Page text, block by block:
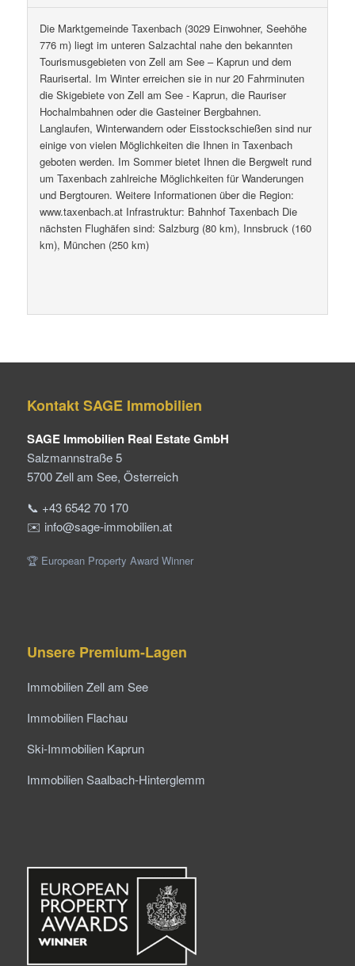
Die Marktgemeinde Taxenbach (3029 Einwohner, Seehöhe
776 m) liegt im unteren Salzachtal nahe den bekannten
Tourismusgebieten von Zell am See – Kaprun und dem
Raurisertal. Im Winter erreichen sie in nur 20 Fahrminuten
die Skigebiete von Zell am See - Kaprun, die Rauriser
Hochalmbahnen oder die Gasteiner Bergbahnen.
Langlaufen, Winterwandern oder Eisstockschießen sind nur
einige von vielen Möglichkeiten die Ihnen in Taxenbach
geboten werden. Im Sommer bietet Ihnen die Bergwelt rund
um Taxenbach zahlreiche Möglichkeiten für Wanderungen
und Bergtouren. Weitere Informationen über die Region:
www.taxenbach.at Infrastruktur: Bahnhof Taxenbach Die
nächsten Flughäfen sind: Salzburg (80 km), Innsbruck (160
km), München (250 km)
Kontakt SAGE Immobilien
SAGE Immobilien Real Estate GmbH
Salzmannstraße 5
5700 Zell am See, Österreich
📞 +43 6542 70 170
✉️ info@sage-immobilien.at
🏆 European Property Award Winner
Unsere Premium-Lagen
Immobilien Zell am See
Immobilien Flachau
Ski-Immobilien Kaprun
Immobilien Saalbach-Hinterglemm